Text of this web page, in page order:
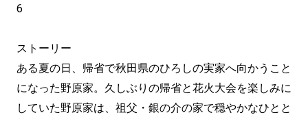
6
ストーリー
ある夏の日、帰省で秋田県のひろしの実家へ向かうこと
になった野原家。久しぶりの帰省と花火大会を楽しみに
していた野原家は、祖父・銀の介の家で穏やかなひとと